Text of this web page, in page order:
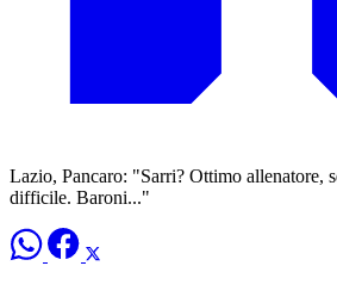
Lazio, Pancaro: "Sarri? Ottimo allenatore,
difficile. Baroni..."